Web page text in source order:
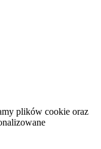
plików cookie oraz